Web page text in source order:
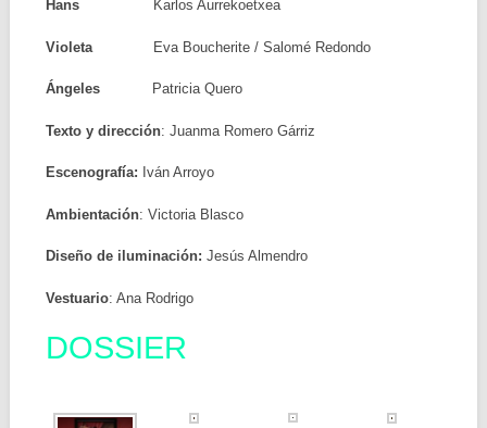
HansKarlos Aurrekoetxea
VioletaEva Boucherite / Salomé Redondo
ÁngelesPatricia Quero
Texto y dirección: Juanma Romero Gárriz
Escenografía: Iván Arroyo
Ambientación: Victoria Blasco
Diseño de iluminación: Jesús Almendro
Vestuario: Ana Rodrigo
DOSSIER